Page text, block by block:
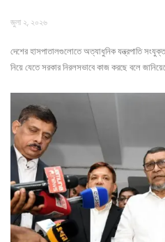
জুলা ২, ২০২৬
দেশের হাসপাতালগুলোতে অত্যাধুনিক যন্ত্রপাতি সংযুক্ত
নিয়ে যেতে সরকার নিরলসভাবে কাজ করছে বলে